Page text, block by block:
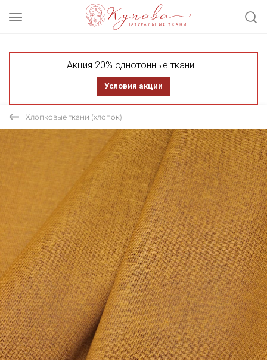
Акция 20% однотонные ткани!
Условия акции
Хлопковые ткани (хлопок)
СКИДКА 30% ТКАНЬ В ОТРЕЗАХ